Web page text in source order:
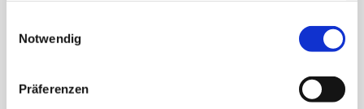
Notwendig
Präferenzen
Vorab definierte Kostenstruktur nach Umfang,